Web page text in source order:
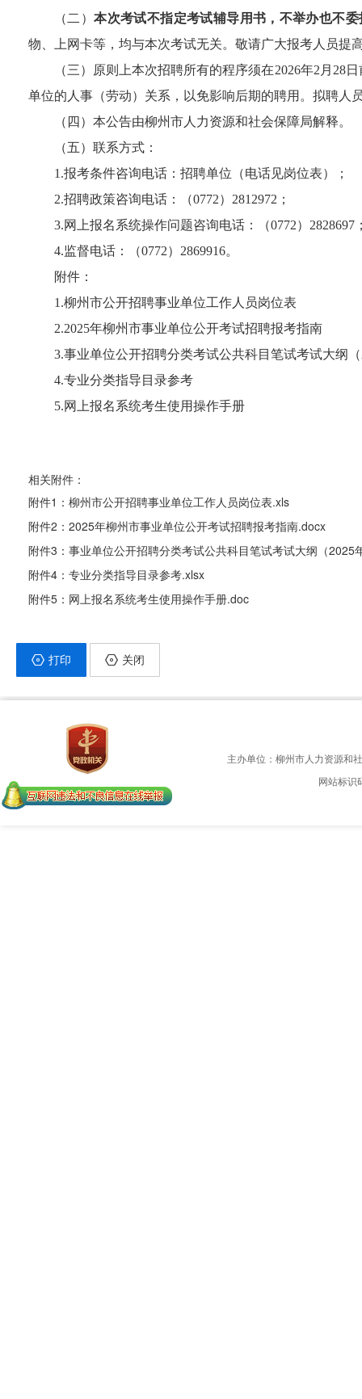
（二）本次考试不指定考试辅导用书，不举办也不
物、上网卡等，均与本次考试无关。敬请广大报考人员提
（三）原则上本次招聘所有的程序须在2026年2 月 28日
单位的人事（劳动）关系，以免影响后期的聘用。拟聘人
（四）本公告由柳州市人力资源和社会保障局解释。
（五）联系方式：
1.报考条件咨询电话：招聘单位（电话见岗位表）；
2.招聘政策咨询电话：（0772） 2812972 ；
3.网上报名系统操作问题咨询电话： （0772） 2828697
4.监督电话：（0772） 2869916。
附件：
1.柳州市公开招聘事业单位工作人员岗位表
2.2025年柳州市事业单位公开考试招聘报考指南
3.事业单位公开招聘分类考试公共科目笔试考试大纲（
4.专业分类指导目录参考
5.网上报名系统考生使用操作手册
相关附件：
附件1：柳州市公开招聘事业单位工作人员岗位表.xls
附件2：2025年柳州市事业单位公开考试招聘报考指南.docx
附件3：事业单位公开招聘分类考试公共科目笔试考试大纲（2025
附件4：专业分类指导目录参考.xlsx
附件5：网上报名系统考生使用操作手册.doc
打印 关闭
主办单位：柳州市人力资源和
网站标识